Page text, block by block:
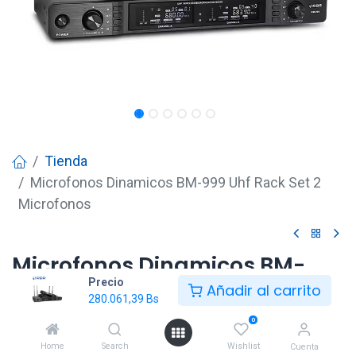
Precio
280.061,39 Bs Añadir al carrito
Home Search
0
Wishlist Cuenta
Tienda
Microfonos Dinamicos BM-999 Uhf Rack Set 2
Microfonos
Microfonos Dinamicos BM-
999 Uhf Rack Set 2 Microfonos
280.061,39 Bs